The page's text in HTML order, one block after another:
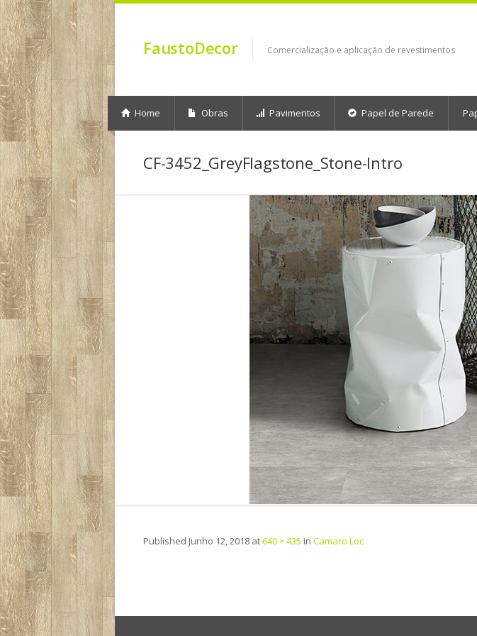
FaustoDecor Comercialização e aplicação de revestimentos
Home Obras Pavimentos Papel de Parede
CF-3452_GreyFlagstone_Stone-Intro
Published Junho 12, 2018 at640 × 435 in Camaro Loc